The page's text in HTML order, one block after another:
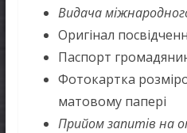
Видача
Оригінал
Паспорт
Фотокартка
матовому папері
Прийом запитів на